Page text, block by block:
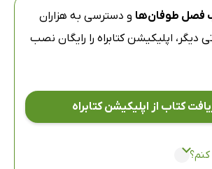
فصل طوفان‌ها و دسترسی به هزاران
دیگر، اپلیکیشن کتابراه را رایگان نصب
کتاب از اپلیکیشن کتابراه
کنم؟